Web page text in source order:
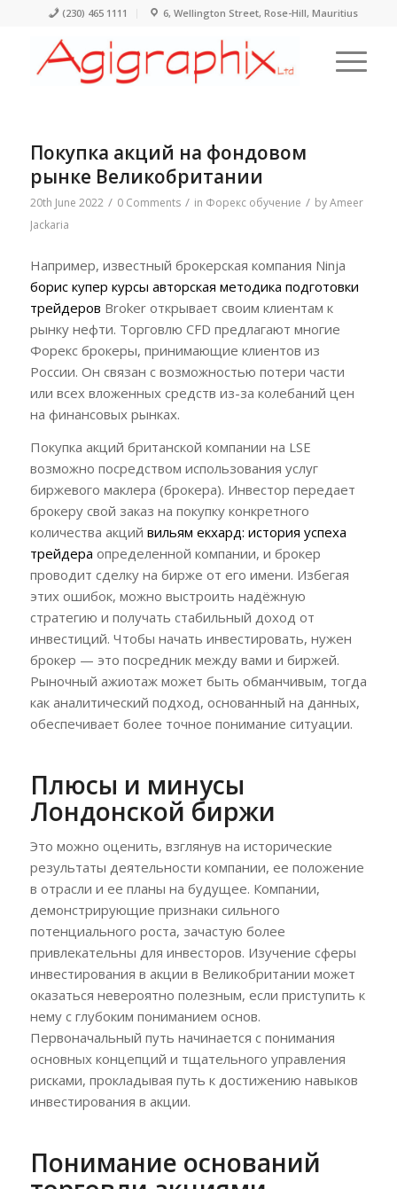
(230) 465 1111 6, Wellington Street, Rose-Hill, Mauritius
Покупка акций на фондовом
рынке Великобритании
20th June 2022 / 0 Comments / in Форекс обучение / byAmeer
Jackaria
Например, известный брокерская компания Ninja
борис купер курсы авторская методика подготовки
трейдеров Broker открывает своим клиентам к
рынку нефти. Торговлю CFD предлагают многие
Форекс брокеры, принимающие клиентов из
России. Он связан с возможностью потери части
или всех вложенных средств из-за колебаний цен
на финансовых рынках.
Покупка акций британской компании на LSE
возможно посредством использования услуг
биржевого маклера (брокера). Инвестор передает
брокеру свой заказ на покупку конкретного
количества акций вильям екхард: история успеха
трейдера определенной компании, и брокер
проводит сделку на бирже от его имени. Избегая
этих ошибок, можно выстроить надёжную
стратегию и получать стабильный доход от
инвестиций. Чтобы начать инвестировать, нужен
брокер — это посредник между вами и биржей.
Рыночный ажиотаж может быть обманчивым, тогда
как аналитический подход, основанный на данных,
обеспечивает более точное понимание ситуации.
Плюсы и минусы
Лондонской биржи
Это можно оценить, взглянув на исторические
результаты деятельности компании, ее положение
в отрасли и ее планы на будущее. Компании,
демонстрирующие признаки сильного
потенциального роста, зачастую более
привлекательны для инвесторов. Изучение сферы
инвестирования в акции в Великобритании может
оказаться невероятно полезным, если приступить к
нему с глубоким пониманием основ.
Первоначальный путь начинается с понимания
основных концепций и тщательного управления
рисками, прокладывая путь к достижению навыков
инвестирования в акции.
Понимание оснований